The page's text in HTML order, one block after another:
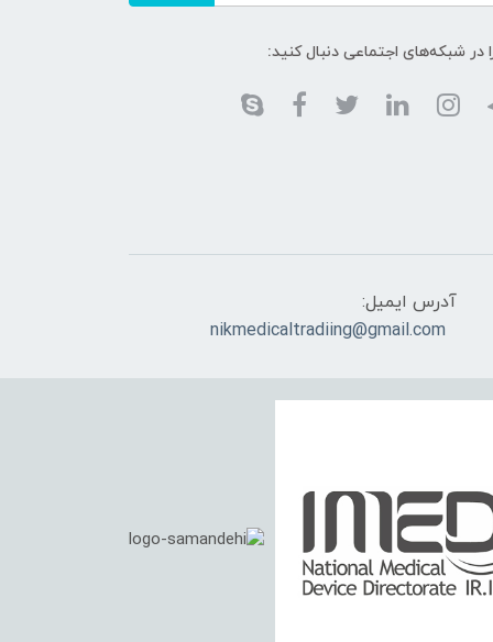
در شبکه‌های اجتماعی دنبال کنید:
آدرس ایمیل:
nikmedicaltradiing@gmail.com